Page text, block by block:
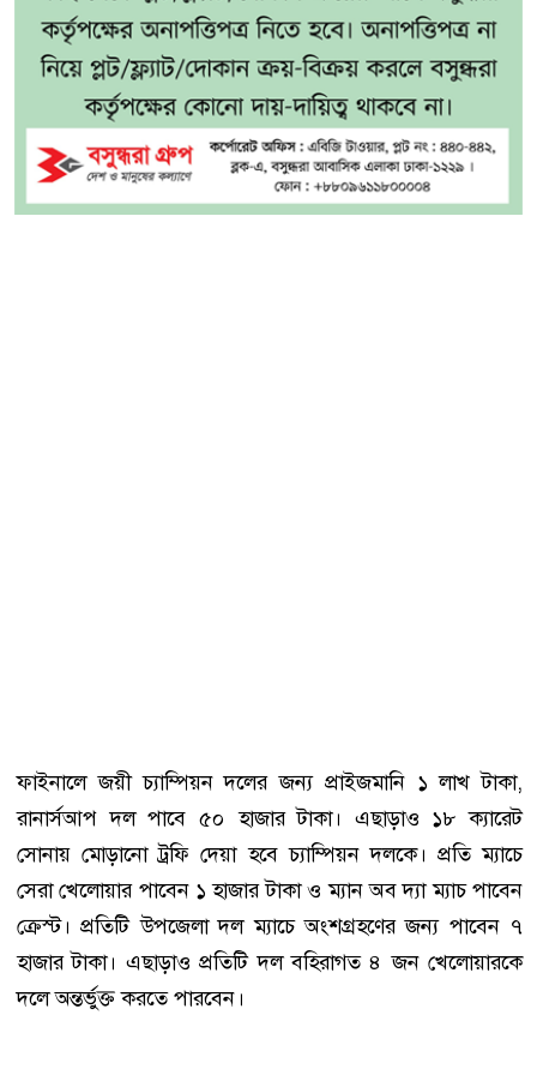
ফাইনালে জয়ী চ্যাম্পিয়ন দলের জন্য প্রাইজমানি ১ লাখ টাকা,
রানার্সআপ দল পাবে ৫০ হাজার টাকা। এছাড়াও ১৮ ক্যারেট
সোনায় মোড়ানো ট্রফি দেয়া হবে চ্যাম্পিয়ন দলকে। প্রতি ম্যাচে
সেরা খেলোয়ার পাবেন ১ হাজার টাকা ও ম্যান অব দ্যা ম্যাচ পাবেন
ক্রেস্ট। প্রতিটি উপজেলা দল ম্যাচে অংশগ্রহণের জন্য পাবেন ৭
হাজার টাকা। এছাড়াও প্রতিটি দল বহিরাগত ৪ জন খেলোয়ারকে
দলে অন্তর্ভুক্ত করতে পারবেন।